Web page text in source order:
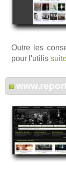
Outre les
pour l'utilis